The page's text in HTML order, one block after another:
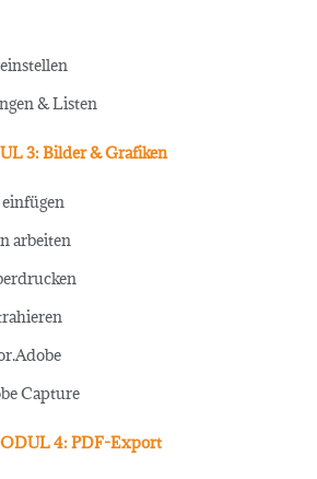
& Listen
3: Bilder & Grafiken
arbeiten
Capture
4: PDF-Export